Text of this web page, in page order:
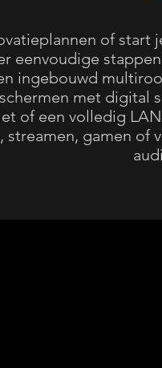
of start
eenvoudige
ingebouwd
met digital
of een volledig
streamen, gamen of